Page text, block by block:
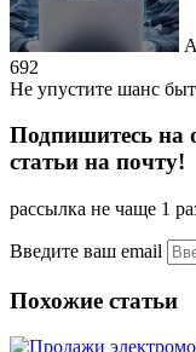
692
Не упустите шанс
Подпишитесь на
статьи на почту!
рассылка не чаще 1
Введите ваш email
Похожие статьи